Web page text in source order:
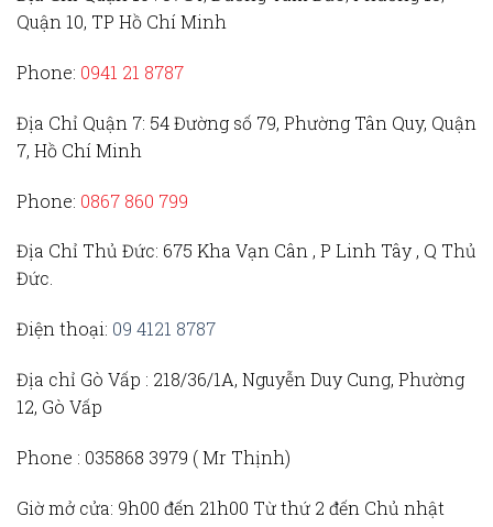
Quận 10, TP Hồ Chí Minh
Phone: 0941 21 8787
Địa Chỉ Quận 7: 54 Đường số 79, Phường Tân Quy, Quận
7, Hồ Chí Minh
Phone: 0867 860 799
Địa Chỉ Thủ Đức: 675 Kha Vạn Cân , P Linh Tây , Q Thủ
Đức.
Điện thoại: 09 4121 8787
Địa chỉ Gò Vấp : 218/36/1A, Nguyễn Duy Cung, Phường
12, Gò Vấp
Phone : 035868 3979 (Mr Thịnh)
Giờ mở cửa: 9h00 đến 21h00 Từ thứ 2 đến Chủ nhật